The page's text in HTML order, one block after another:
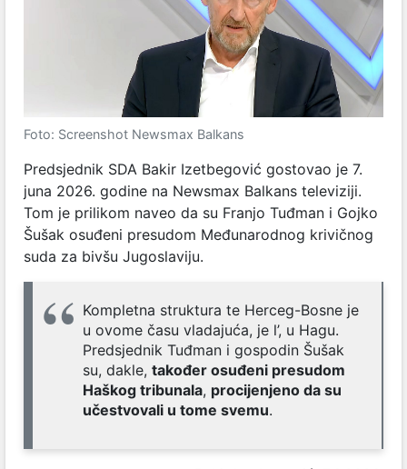
Foto: Screenshot Newsmax Balkans
Predsjednik SDA Bakir Izetbegović gostovao je 7.
juna 2026. godine na Newsmax Balkans televiziji.
Tom je prilikom naveo da su Franjo Tuđman i Gojko
Šušak osuđeni presudom Međunarodnog krivičnog
suda za bivšu Jugoslaviju.
Kompletna struktura te Herceg-Bosne je
u ovome času vladajuća, je l’, u Hagu.
Predsjednik Tuđman i gospodin Šušak
su, dakle, također osuđeni presudom
Haškog tribunala, procijenjeno da su
učestvovali u tome svemu.